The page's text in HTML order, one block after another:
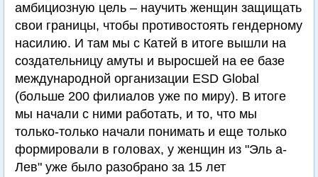
амбициозную цель – научить женщин защищать
свои границы, чтобы противостоять гендерному
насилию. И там мы с Катей в итоге вышли на
создательницу амуты и выросшей на ее базе
международной организации ESD Global
(больше 200 филиалов уже по миру). В итоге
мы начали с ними работать, и то, что мы
только-только начали понимать и еще только
формировали в головах, у женщин из "Эль а-
Лев" уже было разобрано за 15 лет